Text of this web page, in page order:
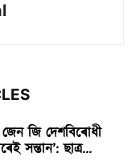
জেন জি দেশবিৰোধী
সন্তান’: ছাত্ৰ...